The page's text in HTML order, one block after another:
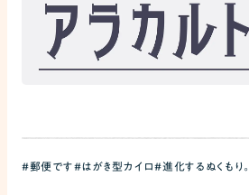
#郵便です#はがき型カイロ#進化するぬくもり。